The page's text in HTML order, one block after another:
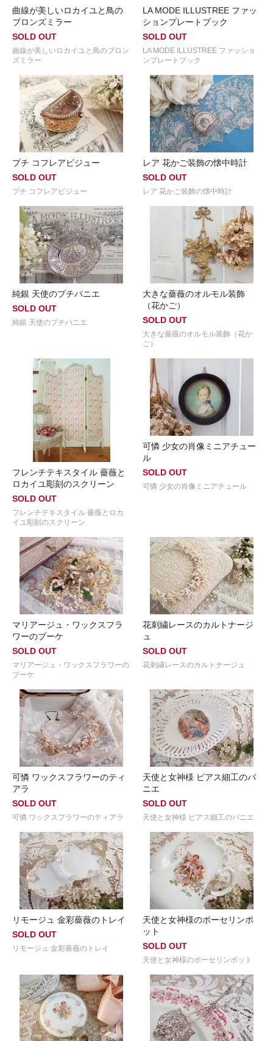
曲線が美しいロカイユと鳥の
ブロンズミラー
SOLD OUT
曲線が美しいロカイユと鳥のブロン
ズミラー
LA MODE ILLUSTREE ファッ
ションプレートブック
SOLD OUT
LA MODE ILLUSTREE ファッショ
ンプレートブック
プチ コフレアビジュー
SOLD OUT
プチ コフレアビジュー
レア 花かご装飾の懐中時計
SOLD OUT
レア 花かご装飾の懐中時計
純銀 天使のプチパニエ
SOLD OUT
純銀 天使のプチパニエ
大きな薔薇のオルモル装飾
（花かご）
SOLD OUT
大きな薔薇のオルモル装飾（花か
ご）
フレンチテキスタイル 薔薇と
ロカイユ彫刻のスクリーン
SOLD OUT
フレンチテキスタイル 薔薇とロカ
イユ彫刻のスクリーン
可憐 少女の肖像ミニアチュー
ル
SOLD OUT
可憐 少女の肖像ミニアチュール
マリアージュ・ワックスフラ
ワーのブーケ
SOLD OUT
マリアージュ・ワックスフラワーの
ブーケ
花刺繍レースのカルトナージ
ュ
SOLD OUT
花刺繍レースのカルトナージュ
可憐 ワックスフラワーのティ
アラ
SOLD OUT
可憐 ワックスフラワーのティアラ
天使と女神様 ピアス細工のパ
ニエ
SOLD OUT
天使と女神様 ピアス細工のパニエ
リモージュ 金彩薔薇のトレイ
SOLD OUT
リモージュ 金彩薔薇のトレイ
天使と女神様のポーセリンポ
ット
SOLD OUT
天使と女神様のポーセリンポット